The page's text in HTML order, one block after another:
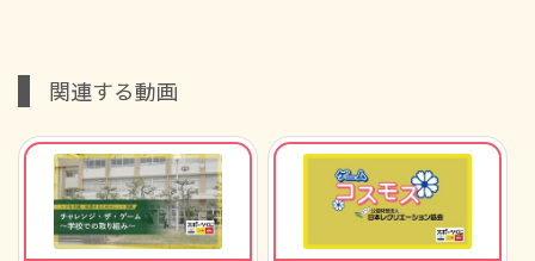
関連する動画